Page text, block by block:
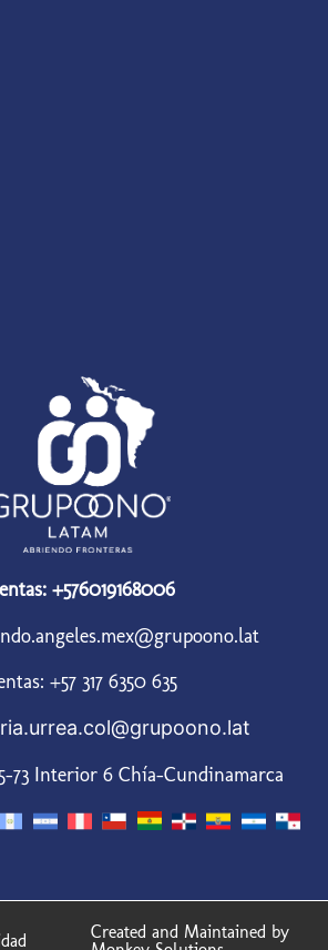
+576019168006
+57 317 6350 635
73 Interior 6 Chía-Cundinamarca
Created and Maintained by